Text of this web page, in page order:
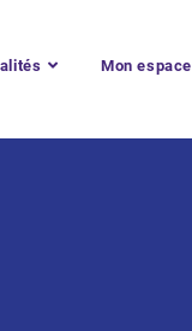
Mon espace